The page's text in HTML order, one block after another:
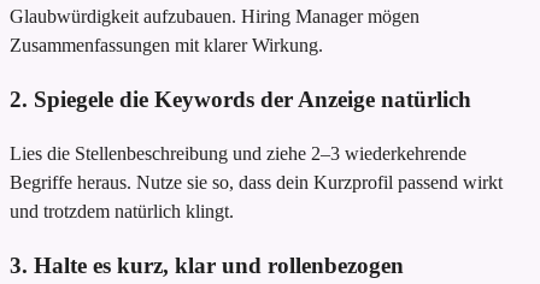
Glaubwürdigkeit aufzubauen. Hiring Manager mögen
Zusammenfassungen mit klarer Wirkung.
2. Spiegele die Keywords der Anzeige natürlich
Lies die Stellenbeschreibung und ziehe 2–3 wiederkehrende
Begriffe heraus. Nutze sie so, dass dein Kurzprofil passend wirkt
und trotzdem natürlich klingt.
3. Halte es kurz, klar und rollenbezogen